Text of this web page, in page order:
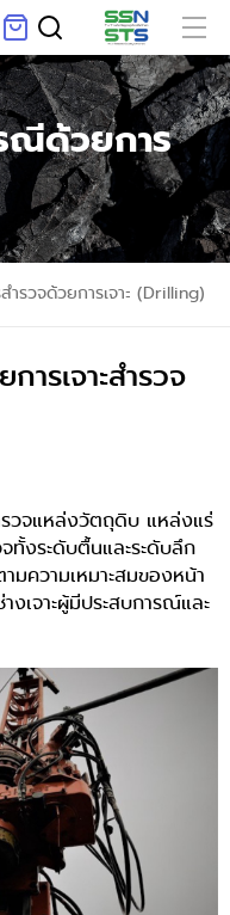
ณีด้วยการ
ำรวจด้วยการเจาะ (Drilling)
ารเจาะสำรวจ
รวจแหล่งวัตถุดิบ แหล่งแร่
จทั้งระดับตื้นและระดับลึก
ความเหมาะสมของหน้า
งเจาะผู้มีประสบการณ์และ